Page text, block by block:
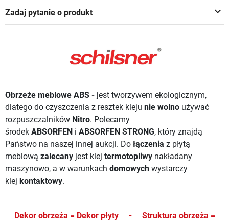
keyboard_arrow_down
Zadaj pytanie o produkt
Obrzeże meblowe ABS - jest tworzywem ekologicznym,
dlatego do czyszczenia z resztek kleju nie wolno używać
rozpuszczalników Nitro. Polecamy
środek ABSORFEN i ABSORFEN STRONG, który znajdą
Państwo na naszej innej aukcji. Do łączenia z płytą
meblową zalecany jest klej termotopliwy nakładany
maszynowo, a w warunkach domowych wystarczy
klej kontaktowy.
Dekor obrzeża = Dekor płyty - Struktura obrzeża =